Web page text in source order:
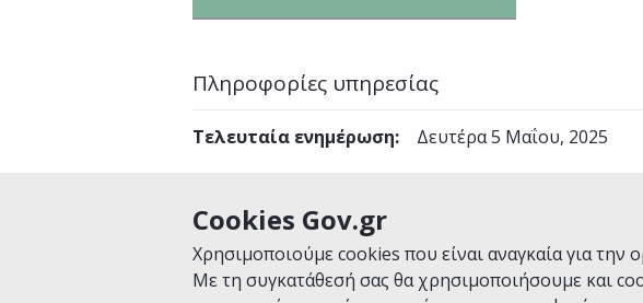
Cookies Gov.gr
Χρησιμοποιούμε cookies που είναι αναγκαία για την
Με τη συγκατάθεσή σας θα χρησιμοποιήσουμε και
Πληροφορίες υπηρεσίας
Τελευταία ενημέρωση: Δευτέρα 5 Μαΐου, 2025
Είναι χρήσιμη αυτή η σελίδα;